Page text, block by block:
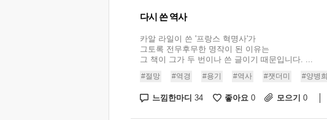
다시 쓴 역사
카알 라일이 쓴 '프랑스 혁명사'가
그토록 전무후무한 명작이 된 이유는
그 책이 그가 두 번이나 쓴 글이기 때문입니다. ...
#절망 #역경 #용기 #역사 #잿더미 #양병희
느낌한마디 34 좋아요 0 모으기 0